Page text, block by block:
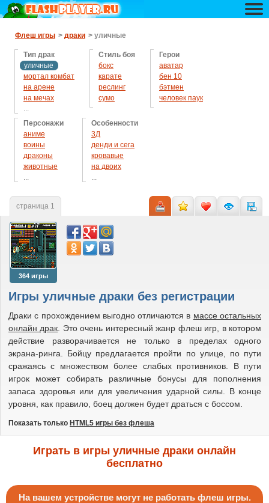
Флеш игры > драки > уличные
Тип драк
уличные
мортал комбат
на арене
на мечах
...
на ринге
симуляторы
остальные
Стиль боя
бокс
карате
реслинг
сумо
Герои
аватар
бен 10
бэтмен
человек паук
Персонажи
аниме
воины
драконы
животные
...
из мультиков
монстры
мутанты
наруто
ниндзя
роботы
рыцари
самураи
стикмен
супергерои
Особенности
3Д
денди и сега
кровавые
на двоих
...
Игры уличные драки без регистрации
Драки с прохождением выгодно отличаются в массе остальных
онлайн драк . Это очень интересный жанр флеш игр, в котором
действие разворачивается не только в пределах одного
экрана-ринга. Бойцу предлагается пройти по улице, по пути
сражаясь с множеством более слабых противников. В пути
игрок может собирать различные бонусы для пополнения
запаса здоровья или для увеличения ударной силы. В конце
уровня, как правило, боец должен будет драться с боссом.
Показать только HTML5 игры без флеша
364 игры
страница 1
Играть в игры уличные драки онлайн
бесплатно
На вашем устройстве могут не работать флеш игры.